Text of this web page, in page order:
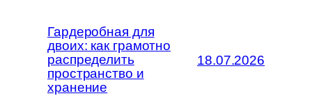
Гардеробная для
двоих: как грамотно
распределить
пространство и
хранение
18.07.2026